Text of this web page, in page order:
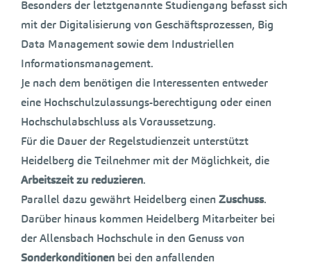
Besonders der letztgenannte Studiengang befasst sich
mit der Digitalisierung von Geschäftsprozessen, Big
Data Management sowie dem Industriellen
Informationsmanagement.
Je nach dem benötigen die Interessenten entweder
eine Hochschulzulassungs-berechtigung oder einen
Hochschulabschluss als Voraussetzung.
Für die Dauer der Regelstudienzeit unterstützt
Heidelberg die Teilnehmer mit der Möglichkeit, die
Arbeitszeit zu reduzieren.
Parallel dazu gewährt Heidelberg einen Zuschuss.
Darüber hinaus kommen Heidelberg Mitarbeiter bei
der Allensbach Hochschule in den Genuss von
Sonderkonditionen bei den anfallenden